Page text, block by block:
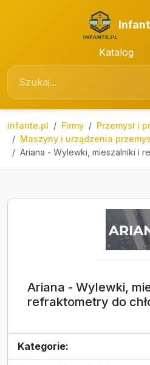
Katalog
infante.pl Firmy
Przemysł i
Maszyny i urządzenia
Ariana - Wylewki, mieszalniki i
Ariana - Wylewki,
refraktometry do
Kategorie: